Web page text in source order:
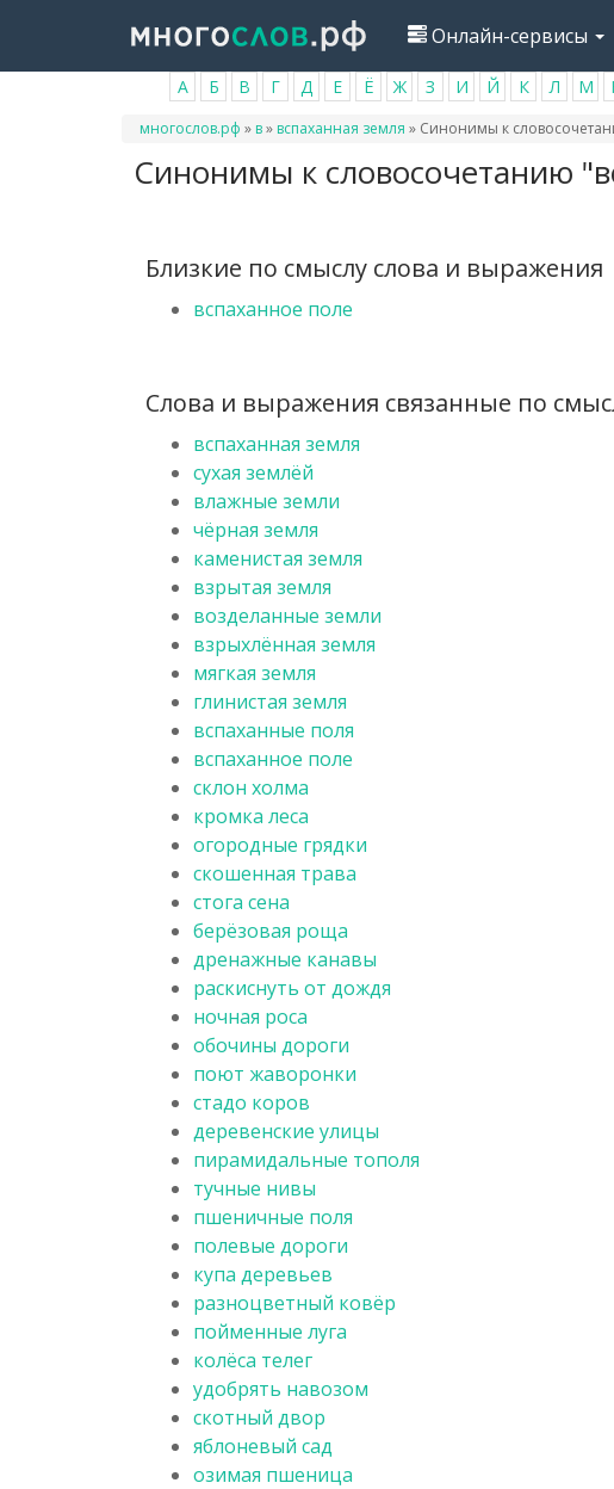
основному
Онлайн-сервисы
А Б В Г Д Е Ё Ж З И Й К Л М
Вы
многослов.рф » в» вспаханная земля » Синонимы к
Синонимы к словосочетанию
Близкие по смыслу слова и выражения
вспаханное поле
Слова и выражения связанные по
вспаханная земля
сухая землёй
влажные земли
чёрная земля
каменистая земля
взрытая земля
возделанные земли
взрыхлённая земля
мягкая земля
глинистая земля
вспаханные поля
вспаханное поле
склон холма
кромка леса
огородные грядки
скошенная трава
стога сена
берёзовая роща
дренажные канавы
раскиснуть от дождя
ночная роса
обочины дороги
поют жаворонки
стадо коров
деревенские улицы
пирамидальные тополя
тучные нивы
пшеничные поля
полевые дороги
купа деревьев
разноцветный ковёр
пойменные луга
колёса телег
удобрять навозом
скотный двор
яблоневый сад
озимая пшеница